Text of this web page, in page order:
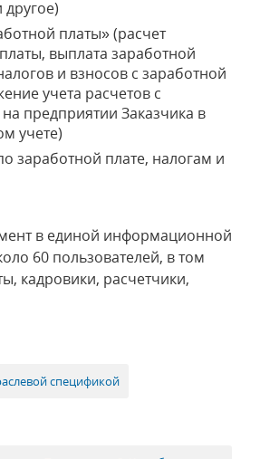
другое)
платы» (расчет
выплата заработной
и взносов с заработной
учета расчетов с
предприятии Заказчика в
учете)
заработной плате, налогам и
в единой информационной
60 пользователей, в том
кадровики, расчетчики,
спецификой